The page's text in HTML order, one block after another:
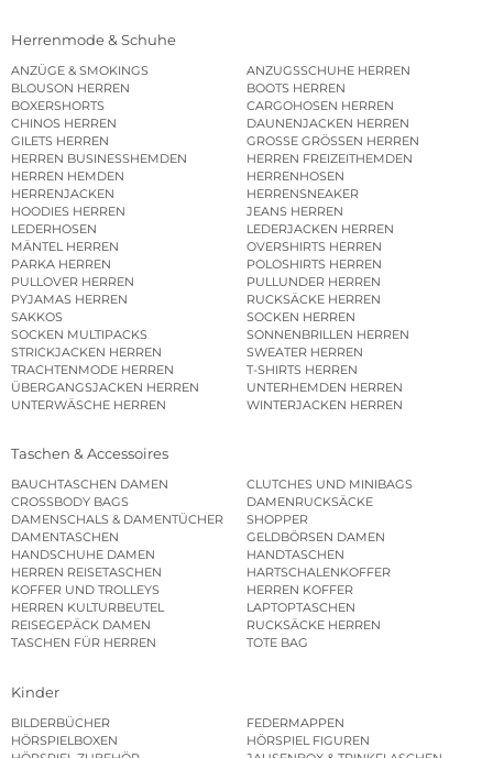
Herrenmode & Schuhe
ANZÜGE & SMOKINGS
ANZUGSSCHUHE HERREN
BLOUSON HERREN
BOOTS HERREN
BOXERSHORTS
CARGOHOSEN HERREN
CHINOS HERREN
DAUNENJACKEN HERREN
GILETS HERREN
GROSSE GRÖSSEN HERREN
HERREN BUSINESSHEMDEN
HERREN FREIZEITHEMDEN
HERREN HEMDEN
HERRENHOSEN
HERRENJACKEN
HERRENSNEAKER
HOODIES HERREN
JEANS HERREN
LEDERHOSEN
LEDERJACKEN HERREN
MÄNTEL HERREN
OVERSHIRTS HERREN
PARKA HERREN
POLOSHIRTS HERREN
PULLOVER HERREN
PULLUNDER HERREN
PYJAMAS HERREN
RUCKSÄCKE HERREN
SAKKOS
SOCKEN HERREN
SOCKEN MULTIPACKS
SONNENBRILLEN HERREN
STRICKJACKEN HERREN
SWEATER HERREN
TRACHTENMODE HERREN
T-SHIRTS HERREN
ÜBERGANGSJACKEN HERREN
UNTERHEMDEN HERREN
UNTERWÄSCHE HERREN
WINTERJACKEN HERREN
Taschen & Accessoires
BAUCHTASCHEN DAMEN
CLUTCHES UND MINIBAGS
CROSSBODY BAGS
DAMENRUCKSÄCKE
DAMENSCHALS & DAMENTÜCHER
SHOPPER
DAMENTASCHEN
GELDBÖRSEN DAMEN
HANDSCHUHE DAMEN
HANDTASCHEN
HERREN REISETASCHEN
HARTSCHALENKOFFER
KOFFER UND TROLLEYS
HERREN KOFFER
HERREN KULTURBEUTEL
LAPTOPTASCHEN
REISEGEPÄCK DAMEN
RUCKSÄCKE HERREN
TASCHEN FÜR HERREN
TOTE BAG
Kinder
BILDERBÜCHER
FEDERMAPPEN
HÖRSPIELBOXEN
HÖRSPIEL FIGUREN